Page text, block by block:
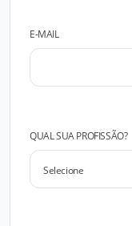
E-MAIL
QUAL SUA PROFISSÃO?